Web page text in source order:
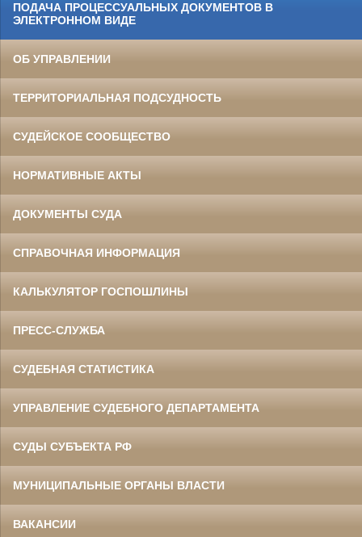
ПОДАЧА ПРОЦЕССУАЛЬНЫХ ДОКУМЕНТОВ В
ЭЛЕКТРОННОМ ВИДЕ
ОБ УПРАВЛЕНИИ
ТЕРРИТОРИАЛЬНАЯ ПОДСУДНОСТЬ
СУДЕЙСКОЕ СООБЩЕСТВО
НОРМАТИВНЫЕ АКТЫ
ДОКУМЕНТЫ СУДА
СПРАВОЧНАЯ ИНФОРМАЦИЯ
КАЛЬКУЛЯТОР ГОСПОШЛИНЫ
ПРЕСС-СЛУЖБА
СУДЕБНАЯ СТАТИСТИКА
УПРАВЛЕНИЕ СУДЕБНОГО ДЕПАРТАМЕНТА
СУДЫ СУБЪЕКТА РФ
МУНИЦИПАЛЬНЫЕ ОРГАНЫ ВЛАСТИ
ВАКАНСИИ